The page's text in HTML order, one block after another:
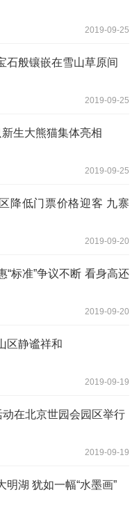
2019-09-25
石般镶嵌在雪山草原间
2019-09-25
生大熊猫集体亮相
2019-09-25
降低门票价格迎客 九寨
2019-09-20
“标准”争议不断 看身高还
2019-09-20
区静谧祥和
2019-09-19
动在北京世园会园区举行
2019-09-19
明湖 犹如一幅“水墨画”